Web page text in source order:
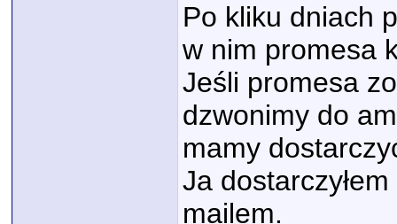
Po kliku dniach
w nim promesa
Jeśli promesa
dzwonimy do
mamy
Ja
mailem.